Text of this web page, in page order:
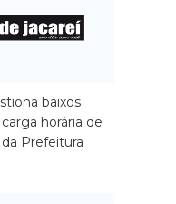
baixos
horária de
Prefeitura